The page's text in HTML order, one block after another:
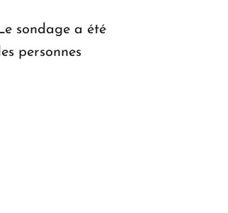
Regency
sondage a été
personnes